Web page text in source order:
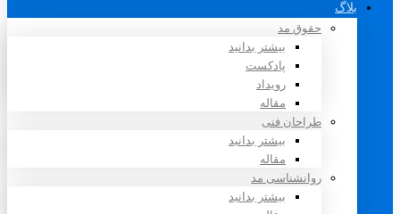
بلاگ
حقوق مد
بیشتر بدانید
پادکست
رویداد
مقاله
طراحان فنی
بیشتر بدانید
مقاله
روانشناسی مد
بیشتر بدانید